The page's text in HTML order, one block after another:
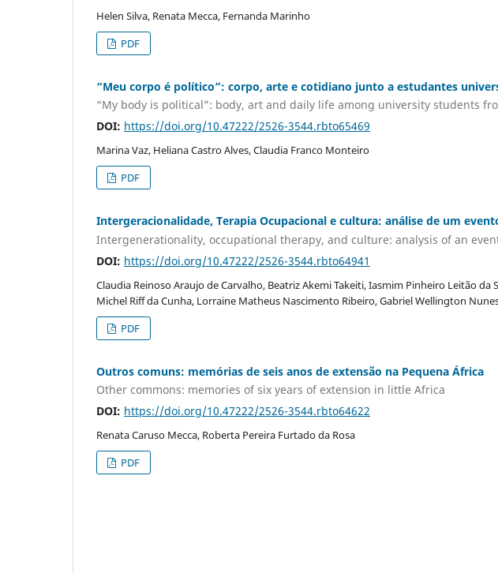
Helen Silva, Renata Mecca, Fernanda Marinho
PDF
“Meu corpo é político”: corpo, arte e cotidiano junto a estudantes
“My body is political”: body, art and daily life among university students
DOI: https://doi.org/10.47222/2526-3544.rbto65469
Marina Vaz, Heliana Castro Alves, Claudia Franco Monteiro
PDF
Intergeracionalidade, Terapia Ocupacional e cultura: análise de um
Intergenerationality, occupational therapy, and culture: analysis of an
DOI: https://doi.org/10.47222/2526-3544.rbto64941
Claudia Reinoso Araujo de Carvalho, Beatriz Akemi Takeiti, Iasmim Pinheiro Leitão da
Michel Riff da Cunha, Lorraine Matheus Nascimento Ribeiro, Gabriel Wellington
PDF
Outros comuns: memórias de seis anos de extensão na Pequena África
Other commons: memories of six years of extension in little Africa
DOI: https://doi.org/10.47222/2526-3544.rbto64622
Renata Caruso Mecca, Roberta Pereira Furtado da Rosa
PDF